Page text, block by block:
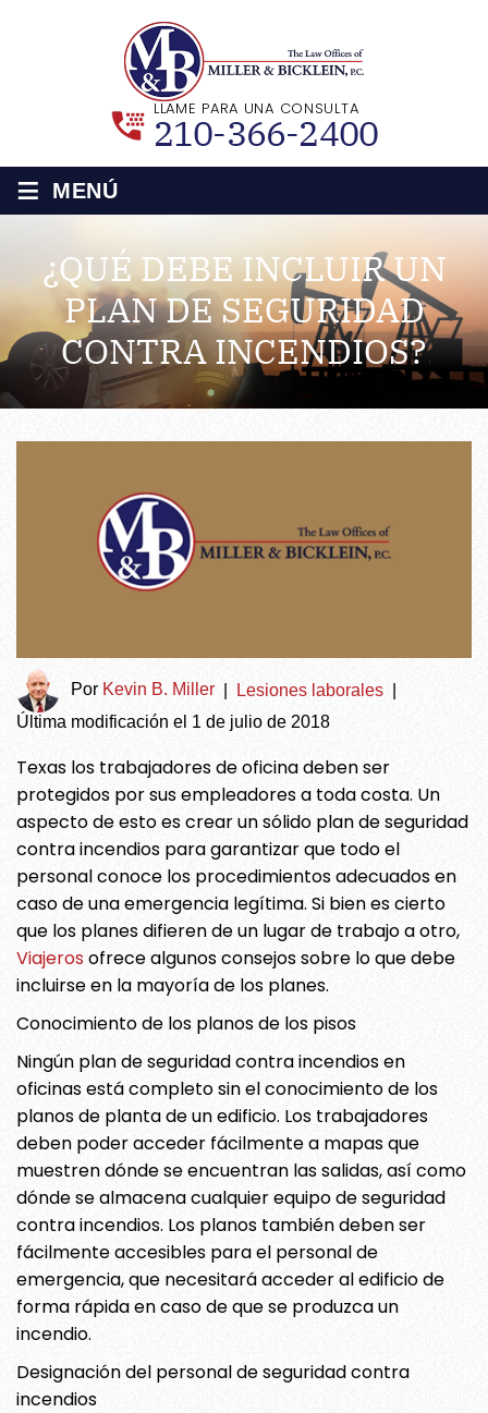
LLAME PARA UNA CONSULTA
210-366-2400
≡ MENÚ
¿QUÉ DEBE INCLUIR UN
PLAN DE SEGURIDAD
CONTRA INCENDIOS?
Por Kevin B. Miller Lesiones laborales
Última modificación el 1 de julio de 2018
Texas los trabajadores de oficina deben ser
protegidos por sus empleadores a toda costa. Un
aspecto de esto es crear un sólido plan de seguridad
contra incendios para garantizar que todo el
personal conoce los procedimientos adecuados en
caso de una emergencia legítima. Si bien es cierto
que los planes difieren de un lugar de trabajo a otro,
Viajerosofrece algunos consejos sobre lo que debe
incluirse en la mayoría de los planes.
Conocimiento de los planos de los pisos
Ningún plan de seguridad contra incendios en
oficinas está completo sin el conocimiento de los
planos de planta de un edificio. Los trabajadores
deben poder acceder fácilmente a mapas que
muestren dónde se encuentran las salidas, así como
dónde se almacena cualquier equipo de seguridad
contra incendios. Los planos también deben ser
fácilmente accesibles para el personal de
emergencia, que necesitará acceder al edificio de
forma rápida en caso de que se produzca un
incendio.
Designación del personal de seguridad contra
incendios